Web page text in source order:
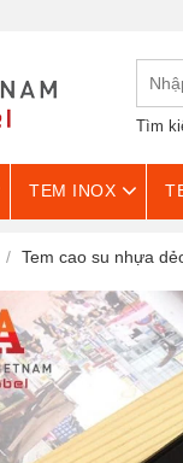
Tìm
TEM INOX
Tem cao su nhựa